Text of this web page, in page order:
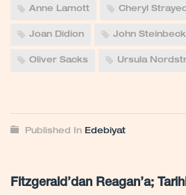
Anne Lamott Cheryl Strayed
Joan Didion John Steinbeck
Oliver Sacks Ursula
Published In Edebiyat
Fitzgerald’dan Reagan’a;